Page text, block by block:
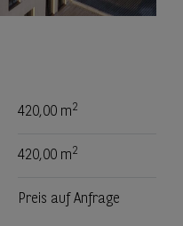
420,00 m2
420,00 m2
Preis auf Anfrage